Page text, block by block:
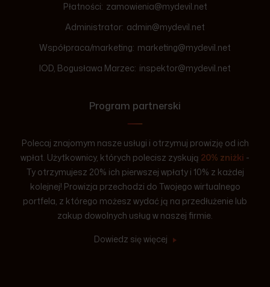
Program partnerski
Polecaj znajomym nasze usługi i otrzymuj prowizję od ich
wpłat. Użytkownicy, których polecisz zyskują 20% zniżki -
Ty otrzymujesz 20% ich pierwszej wpłaty i 10% z każdej
kolejnej! Prowizja przechodzi do Twojego wirtualnego
portfela, z którego możesz wydać ją na przedłużenie lub
zakup dowolnych usług w naszej firmie.
Dowiedz się więcej
Płatności: zamowienia@mydevil.net
Administrator: admin@mydevil.net
Współpraca/marketing: marketing@mydevil.net
IOD, Bogusława Marzec: inspektor@mydevil.net